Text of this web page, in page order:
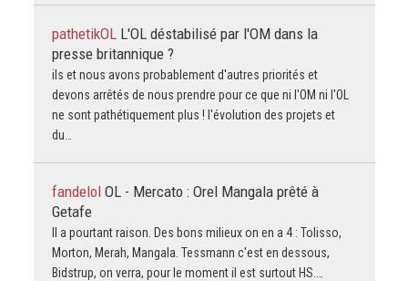
pathetikOL L'OL déstabilisé par l'OM dans la
presse britannique ?
ils et nous avons probablement d'autres priorités et
devons arrêtés de nous prendre pour ce que ni l'OM ni l'OL
ne sont pathétiquement plus ! l'évolution des projets et
du…
fandelol OL - Mercato : Orel Mangala prêté à
Getafe
Il a pourtant raison. Des bons milieux on en a 4 : Tolisso,
Morton, Merah, Mangala. Tessmann c'est en dessous,
Bidstrup, on verra, pour le moment il est surtout HS.…